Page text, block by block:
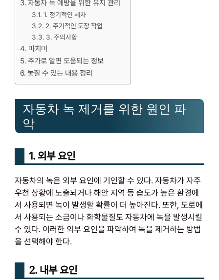
자동차 녹 예방을 위한 유지 관리
1. 정기적인 세차
2. 주기적인 도장 작업
3. 주의사항
마치며
추가로 알면 도움되는 정보
놓칠 수 있는 내용 정리
자동차 녹 제거를 위한 원인 파
악
1. 외부 요인
자동차의 녹은 외부 요인에 기인할 수 있다. 자동차가 자주
우천 상황에 노출되거나 해안 지역 등 습도가 높은 환경에
서 사용되면 녹이 발생할 확률이 더 높아진다. 또한, 도로에
서 사용되는 소금이나 화학물질도 자동차에 녹을 발생시킬
수 있다. 이러한 외부 요인을 파악하여 녹을 제거하는 방법
을 선택해야 한다.
2. 내부 요인